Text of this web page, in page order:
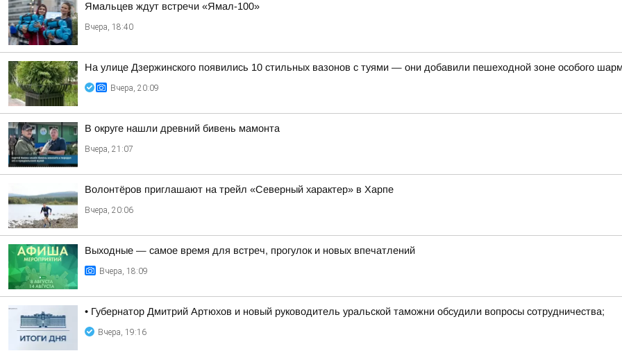
Ямальцев ждут встречи «Ямал-100»
Вчера, 18:40
На улице Дзержинского появились 10 стильных вазонов с туями — они добавили пешеходной зоне особого
Вчера, 20:09
В округе нашли древний бивень мамонта
Вчера, 21:07
Волонтёров приглашают на трейл «Северный характер» в Харпе
Вчера, 20:06
Выходные — самое время для встреч, прогулок и новых впечатлений
Вчера, 18:09
• Губернатор Дмитрий Артюхов и новый руководитель уральской таможни обсудили вопросы сотрудничества;
Вчера, 19:16